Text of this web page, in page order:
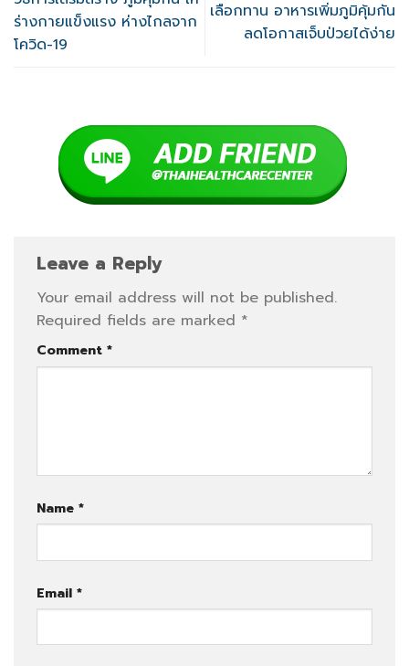
ร่างกายแข็งแรง ห่างไกลจาก
โควิด-19
เลือกทาน อาหารเพิ่มภูมิคุ้มกัน
ลดโอกาสเจ็บป่วยได้ง่าย
Leave a Reply
Your email address will not be published.
Required fields are marked *
Comment *
Name *
Email *